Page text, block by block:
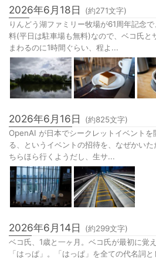
2026年6月18日 (約271文字)
りんどう湖ファミリー牧場が61周年記念
料(平日は駐車場も無料)なので、ベコ氏と
まわるのに1時間ぐらい、程よ...
2026年6月16日 (約825文字)
OpenAI が日本でシークレットイベント
る、というイベントの招待を、なぜかい
ちらほら行くようだし、生サ...
2026年6月14日 (約299文字)
ベコ氏、1歳と一ヶ月。ベコ氏が最初に覚
「はっぱ」。「はっぱ」を全ての代名詞